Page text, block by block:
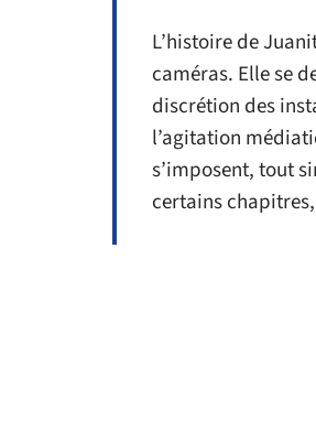
L’histoire de
caméras. Elle se
discrétion des
l’agitation
s’imposent, tout
certains